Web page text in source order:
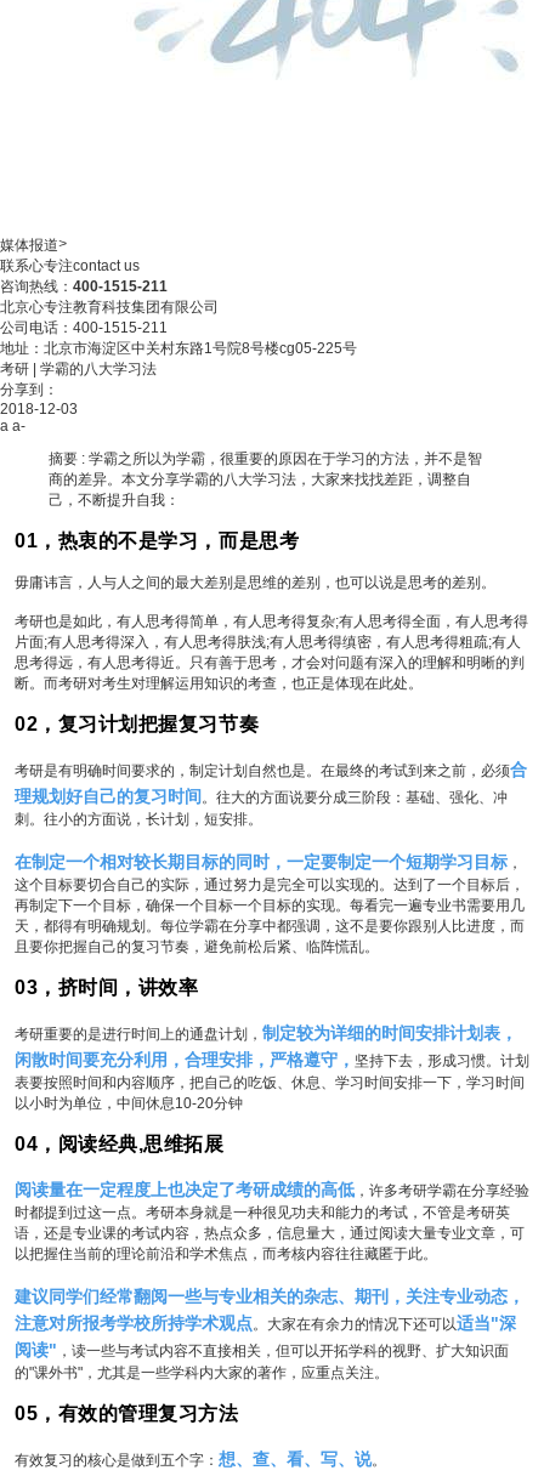
媒体报道>
联系心专注contact us
咨询热线： 400-1515-211
北京心专注教育科技集团有限公司
公司电话：400-1515-211
地址：北京市海淀区中关村东路1号院8号楼cg05-225号
考研 | 学霸的八大学习法
分享到：
2018-12-03
a a-
摘要 : 学霸之所以为学霸，很重要的原因在于学习的方法，并不是智
商的差异。本文分享学霸的八大学习法，大家来找找差距，调整自
己，不断提升自我：
01，热衷的不是学习，而是思考
毋庸讳言，人与人之间的最大差别是思维的差别，也可以说是思考的差别。
考研也是如此，有人思考得简单，有人思考得复杂;有人思考得全面，有人思考得
片面;有人思考得深入，有人思考得肤浅;有人思考得缜密，有人思考得粗疏;有人
思考得远，有人思考得近。只有善于思考，才会对问题有深入的理解和明晰的判
断。而考研对考生对理解运用知识的考查，也正是体现在此处。
02，复习计划把握复习节奏
考研是有明确时间要求的，制定计划自然也是。在最终的考试到来之前，必须合
理规划好自己的复习时间 。往大的方面说要分成三阶段：基础、强化、冲
刺。往小的方面说，长计划，短安排。
在制定一个相对较长期目标的同时，一定要制定一个短期学习目标 ，
这个目标要切合自己的实际，通过努力是完全可以实现的。达到了一个目标后，
再制定下一个目标，确保一个目标一个目标的实现。每看完一遍专业书需要用几
天，都得有明确规划。每位学霸在分享中都强调，这不是要你跟别人比进度，而
且要你把握自己的复习节奏，避免前松后紧、临阵慌乱。
03，挤时间，讲效率
考研重要的是进行时间上的通盘计划， 制定较为详细的时间安排计划表，
闲散时间要充分利用，合理安排，严格遵守， 坚持下去，形成习惯。计划
表要按照时间和内容顺序，把自己的吃饭、休息、学习时间安排一下，学习时间
以小时为单位，中间休息10-20分钟
04，阅读经典,思维拓展
阅读量在一定程度上也决定了考研成绩的高低 ，许多考研学霸在分享经验
时都提到过这一点。考研本身就是一种很见功夫和能力的考试，不管是考研英
语，还是专业课的考试内容，热点众多，信息量大，通过阅读大量专业文章，可
以把握住当前的理论前沿和学术焦点，而考核内容往往藏匿于此。
建议同学们经常翻阅一些与专业相关的杂志、期刊，关注专业动态，
注意对所报考学校所持学术观点。大家在有余力的情况下还可以适当"深
阅读" ，读一些与考试内容不直接相关，但可以开拓学科的视野、扩大知识面
的"课外书"，尤其是一些学科内大家的著作，应重点关注。
05，有效的管理复习方法
有效复习的核心是做到五个字： 想、查、看、写、说。